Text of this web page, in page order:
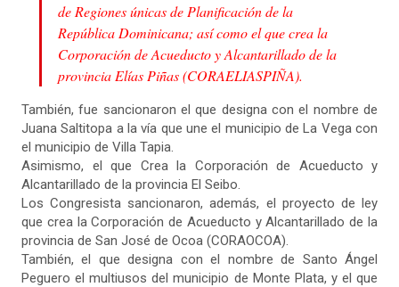
de Regiones únicas de Planificación de la
República Dominicana; así como el que crea la
Corporación de Acueducto y Alcantarillado de la
provincia Elías Piñas (CORAELIASPIÑA).
También, fue sancionaron el que designa con el nombre de
Juana Saltitopa a la vía que une el municipio de La Vega con
el municipio de Villa Tapia.
Asimismo, el que Crea la Corporación de Acueducto y
Alcantarillado de la provincia El Seibo.
Los Congresista sancionaron, además, el proyecto de ley
que crea la Corporación de Acueducto y Alcantarillado de la
provincia de San José de Ocoa (CORAOCOA).
También, el que designa con el nombre de Santo Ángel
Peguero el multiusos del municipio de Monte Plata, y el que